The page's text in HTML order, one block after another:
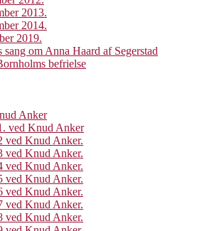
2013.
2014.
2019.
sang om Anna Haard af Segerstad
befrielse
Anker
ved Knud Anker
ved Knud Anker.
ved Knud Anker.
ved Knud Anker.
ved Knud Anker.
ved Knud Anker.
ved Knud Anker.
ved Knud Anker.